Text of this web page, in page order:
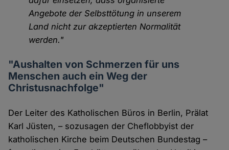
Angebote der Selbsttötung in unserem
Land nicht zur akzeptierten Normalität
werden."
"Aushalten von Schmerzen für uns
Menschen auch ein Weg der
Christusnachfolge"
Der Leiter des Katholischen Büros in Berlin, Prälat
Karl Jüsten, – sozusagen der Cheflobbyist der
katholischen Kirche beim Deutschen Bundestag –